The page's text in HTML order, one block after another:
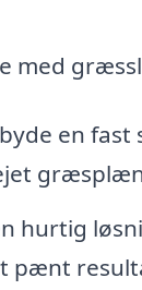
med
en
hurtig
pænt